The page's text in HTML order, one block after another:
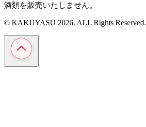
酒類を販売いたしません。
© KAKUYASU 2026. ALL Rights Reserved.